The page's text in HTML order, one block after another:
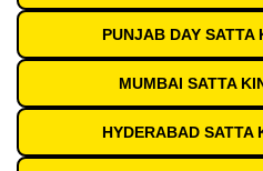
PUNJAB DAY SATTA
MUMBAI SATTA
HYDERABAD SATTA